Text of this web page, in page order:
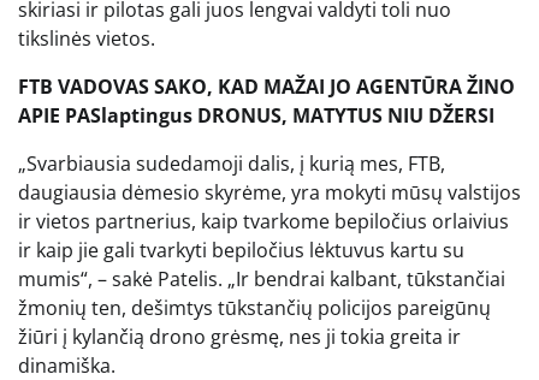
skiriasi ir pilotas gali juos lengvai valdyti toli nuo
tikslinės vietos.
FTB VADOVAS SAKO, KAD MAŽAI JO AGENTŪRA ŽINO
APIE PASlaptingus DRONUS, MATYTUS NIU DŽERSI
„Svarbiausia sudedamoji dalis, į kurią mes, FTB,
daugiausia dėmesio skyrėme, yra mokyti mūsų valstijos
ir vietos partnerius, kaip tvarkome bepiločius orlaivius
ir kaip jie gali tvarkyti bepiločius lėktuvus kartu su
mumis“, – sakė Patelis. „Ir bendrai kalbant, tūkstančiai
žmonių ten, dešimtys tūkstančių policijos pareigūnų
žiūri į kylančią drono grėsmę, nes ji tokia greita ir
dinamiška.